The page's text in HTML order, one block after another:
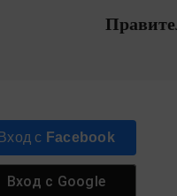
Вход с Facebook
Вход с Google